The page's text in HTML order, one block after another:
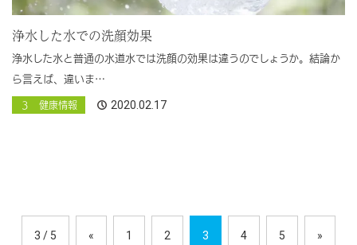
浄水した水での洗顔効果
浄水した水と普通の水道水では洗顔の効果は違うのでしょうか。結論か
ら言えば、違いま…
３ 健康情報 2020.02.17
3 / 5 « 1 2 3 4 5 »